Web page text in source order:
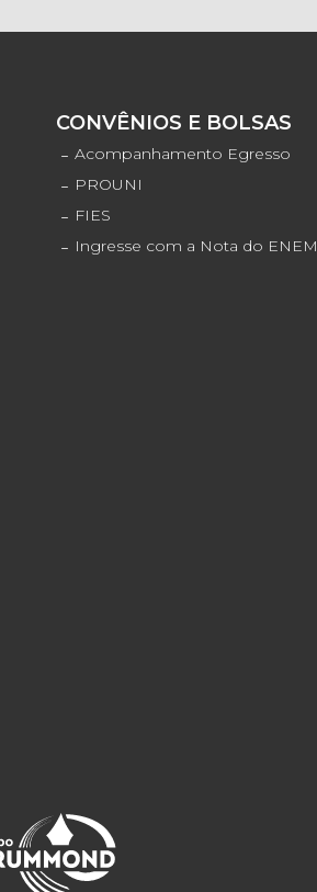
CONVÊNIOS E BOLSAS
Acompanhamento Egresso
PROUNI
FIES
Ingresse com a Nota do ENEM